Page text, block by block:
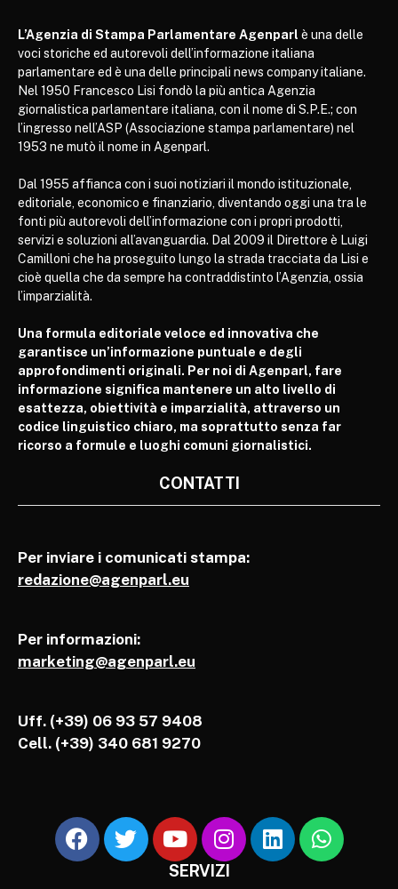
L’Agenzia di Stampa Parlamentare Agenparl è una delle
voci storiche ed autorevoli dell’informazione italiana
parlamentare ed è una delle principali news company italiane.
Nel 1950 Francesco Lisi fondò la più antica Agenzia
giornalistica parlamentare italiana, con il nome di S.P.E.; con
l’ingresso nell’ASP (Associazione stampa parlamentare) nel
1953 ne mutò il nome in Agenparl.
Dal 1955 affianca con i suoi notiziari il mondo istituzionale,
editoriale, economico e finanziario, diventando oggi una tra le
fonti più autorevoli dell’informazione con i propri prodotti,
servizi e soluzioni all’avanguardia. Dal 2009 il Direttore è Luigi
Camilloni che ha proseguito lungo la strada tracciata da Lisi e
cioè quella che da sempre ha contraddistinto l’Agenzia, ossia
l’imparzialità.
Una formula editoriale veloce ed innovativa che
garantisce un’informazione puntuale e degli
approfondimenti originali. Per noi di Agenparl, fare
informazione significa mantenere un alto livello di
esattezza, obiettività e imparzialità, attraverso un
codice linguistico chiaro, ma soprattutto senza far
ricorso a formule e luoghi comuni giornalistici.
CONTATTI
Per inviare i comunicati stampa:
redazione@agenparl.eu
Per informazioni:
marketing@agenparl.eu
Uff. (+39) 06 93 57 9408
Cell. (+39) 340 681 9270
SERVIZI